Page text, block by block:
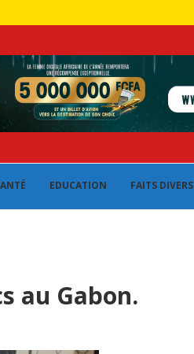
EDUCATION FAITS DIVERS
au Gabon.